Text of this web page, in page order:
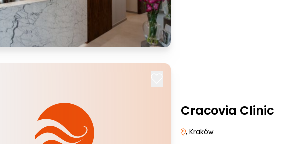
Cracovia Clinic
, Kraków